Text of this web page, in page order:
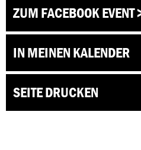
ZUM FACEBOOK EVENT
IN MEINEN KALENDER
SEITE DRUCKEN